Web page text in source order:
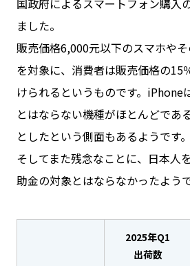
国政府によるスマートフォン購入
ました。
販売価格6,000元以下のスマホや
を対象に、消費者は販売価格の15
けられるというものです。iPhone
とはならない機種がほとんどであ
としたという側面もあるようです。
そしてまた残念なことに、日本人
助金の対象とはならなかったようで
2025年Q1
出荷数